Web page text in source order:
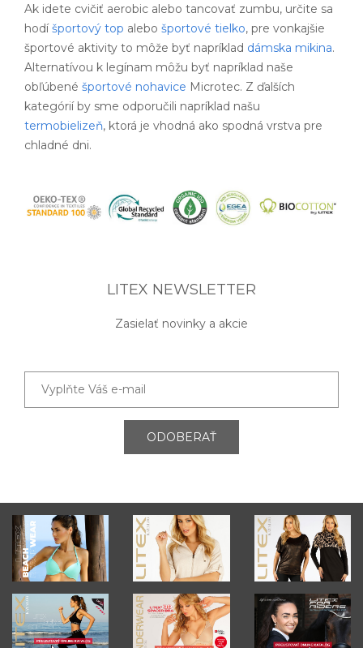
Ak idete cvičiť aerobic alebo tancovať zumbu, určite sa
hodíšportový top alebo športové tielko, pre vonkajšie
športové aktivity to môže byť napríklad dámska mikina.
Alternatívou k legínam môžu byť napríklad naše
obľúbené športové nohavice Microtec. Z ďalších
kategórií by sme odporučili napríklad našu
termobielizeň, ktorá je vhodná ako spodná vrstva pre
chladné dni.
LITEX NEWSLETTER
Zasielať novinky a akcie
ODOBERAŤ